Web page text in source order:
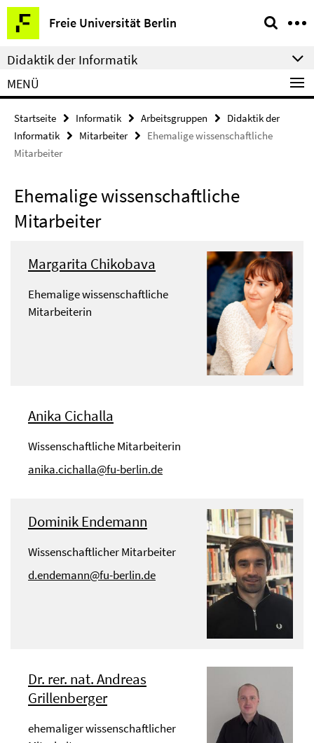
Springe
direkt
zu
Inhalt
Freie Universität Berlin
Service-
Navigation
Didaktik der Informatik
MENÜ
Startseite Informatik Arbeitsgruppen
Didaktik der
Informatik
Mitarbeiter
Ehemalige wissenschaftliche
Mitarbeiter
Ehemalige wissenschaftliche
Mitarbeiter
Margarita Chikobava
Ehemalige wissenschaftliche
Mitarbeiterin
Anika Cichalla
Wissenschaftliche Mitarbeiterin
anika.cichalla@fu-berlin.de
Dominik Endemann
Wissenschaftlicher Mitarbeiter
d.endemann@fu-berlin.de
Dr. rer. nat. Andreas
Grillenberger
ehemaliger wissenschaftlicher